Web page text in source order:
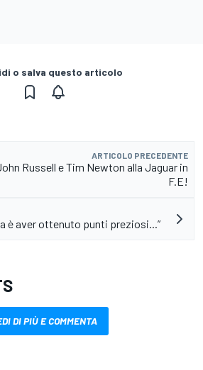
o salva questo articolo
ARTICOLO PRECEDENTE
Russell e Tim Newton alla Jaguar in
F.E!
è aver ottenuto punti preziosi...”
DI PIÙ E COMMENTA